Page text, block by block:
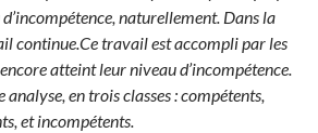
naturellement. Dans la
continue.Ce travail est accompli par les
atteint leur niveau d’incompétence.
analyse, en trois classes : compétents,
et incompétents.